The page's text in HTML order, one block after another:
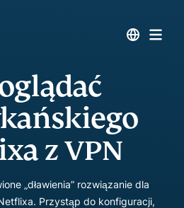
z VPN
„dławienia” rozwiązanie dla
Przystąp do konfiguracji,